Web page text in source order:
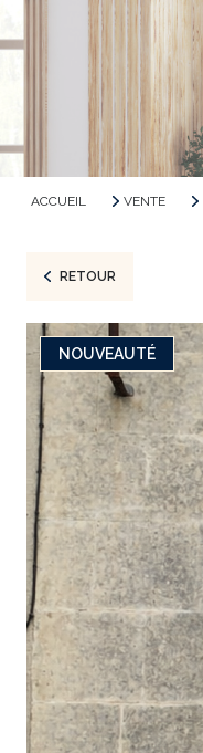
ACCUEIL VENTE
RETOUR
NOUVEAUTÉ